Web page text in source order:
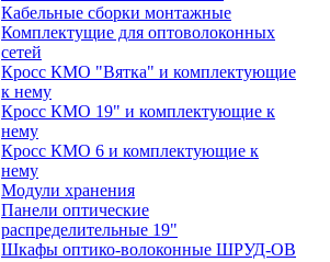
Кабельные сборки монтажные
Комплектущие для оптоволоконных
сетей
Кросс КМО "Вятка" и комплектующие
к нему
Кросс КМО 19" и комплектующие к
нему
Кросс КМО 6 и комплектующие к
нему
Модули хранения
Панели оптические
распределительные 19"
Шкафы оптико-волоконные ШРУД-ОВ